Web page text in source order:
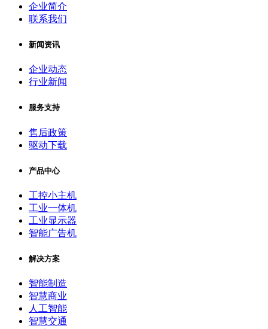
企业简介
联系我们
新闻资讯
企业动态
行业新闻
服务支持
售后政策
驱动下载
产品中心
工控小主机
工业一体机
工业显示器
智能广告机
解决方案
智能制造
智慧商业
人工智能
智慧交通